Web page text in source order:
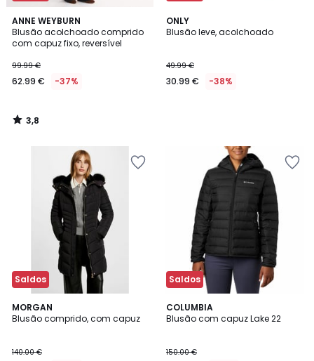
ANNE WEYBURN
Blusão acolchoado comprido
com capuz fixo, reversível
99.99 €
62.99 € -37%
3,8
/ 5
3,8
/
ONLY
Blusão leve, acolchoado
49.99 €
30.99 € -38%
Saldos
MORGAN
Blusão comprido, com capuz
140.00 €
4,8
/ 5
Saldos
COLUMBIA
Blusão com capuz Lake 22
150.00 €